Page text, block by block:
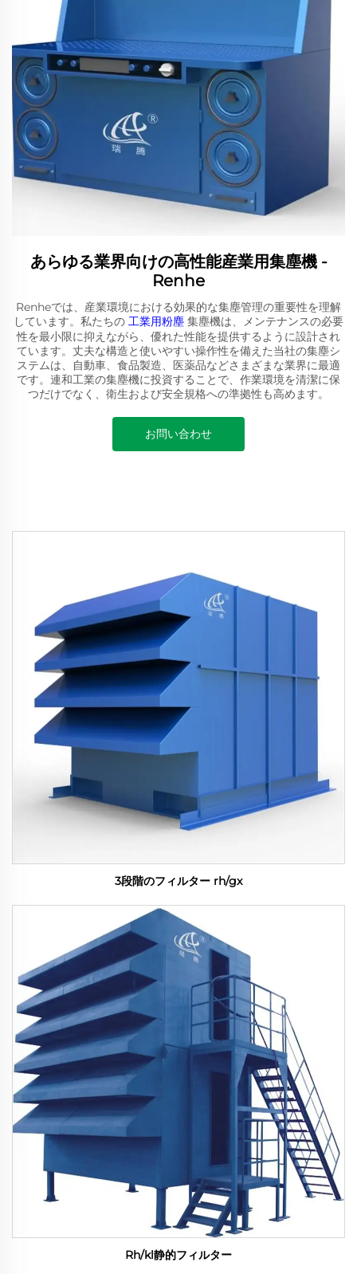
あらゆる業界向けの高性能産業用集塵機 -
Renhe
Renheでは、産業環境における効果的な集塵管理の重要性を理解
しています。私たちの 工業用粉塵 集塵機は、メンテナンスの必要
性を最小限に抑えながら、優れた性能を提供するように設計され
ています。丈夫な構造と使いやすい操作性を備えた当社の集塵シ
ステムは、自動車、食品製造、医薬品などさまざまな業界に最適
です。連和工業の集塵機に投資することで、作業環境を清潔に保
つだけでなく、衛生および安全規格への準拠性も高めます。
お問い合わせ
3段階のフィルター rh/gx
Rh/kl静的フィルター